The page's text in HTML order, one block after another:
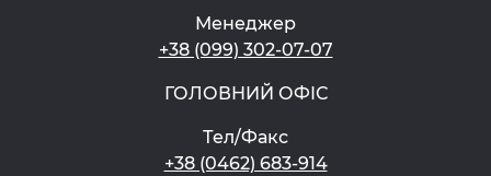
Менеджер
+38 (099) 302-07-07
ГОЛОВНИЙ ОФІС
Тел/Факс
+38 (0462) 683-914